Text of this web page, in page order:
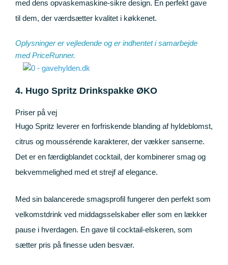
med dens opvaskemaskine-sikre design. En perfekt gave
til dem, der værdsætter kvalitet i køkkenet.
Oplysninger er vejledende og er indhentet i samarbejde
medPriceRunner.
4. Hugo Spritz Drinkspakke ØKO
Priser på vej
Hugo Spritz leverer en forfriskende blanding af hyldeblomst,
citrus og moussérende karakterer, der vækker sanserne.
Det er en færdigblandet cocktail, der kombinerer smag og
bekvemmelighed med et strejf af elegance.
Med sin balancerede smagsprofil fungerer den perfekt som
velkomstdrink ved middagsselskaber eller som en lækker
pause i hverdagen. En gave til cocktail-elskeren, som
sætter pris på finesse uden besvær.